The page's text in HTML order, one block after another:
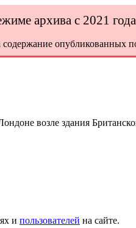
архива с 2021
содержание
возле здания
и пользователей на сайте.